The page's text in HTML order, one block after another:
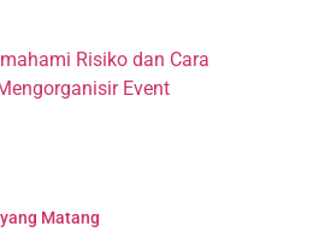
Risiko dan Cara
Event
Matang